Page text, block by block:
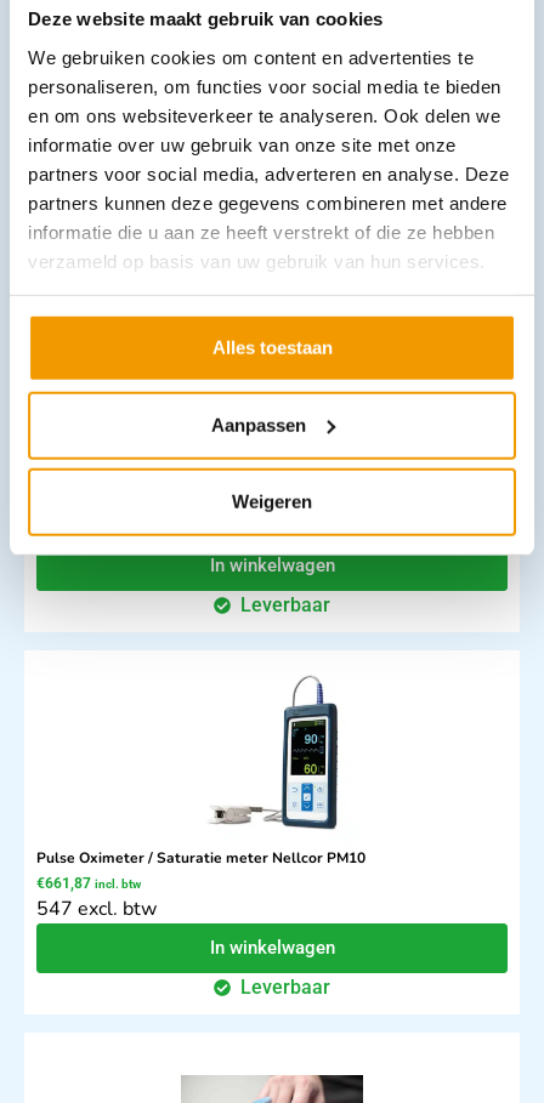
Deze website maakt gebruik van cookies
We gebruiken cookies om content en advertenties te
personaliseren, om functies voor social media te bieden
en om ons websiteverkeer te analyseren. Ook delen we
informatie over uw gebruik van onze site met onze
partners voor social media, adverteren en analyse. Deze
partners kunnen deze gegevens combineren met andere
informatie die u aan ze heeft verstrekt of die ze hebben
verzameld op basis van uw gebruik van hun services.
Alles toestaan
Aanpassen
Weigeren
Zelftest Bloeddruk, Temperatuur en Saturatie
€180,29 incl. btw
149 excl. btw
In winkelwagen
Leverbaar
Pulseoximeter / Vasculair-check combinatieapparaat
430 excl. btw
In winkelwagen
Leverbaar
Pulse Oximeter / Saturatie meter Nellcor PM10
€661,87 incl. btw
547 excl. btw
In winkelwagen
Leverbaar